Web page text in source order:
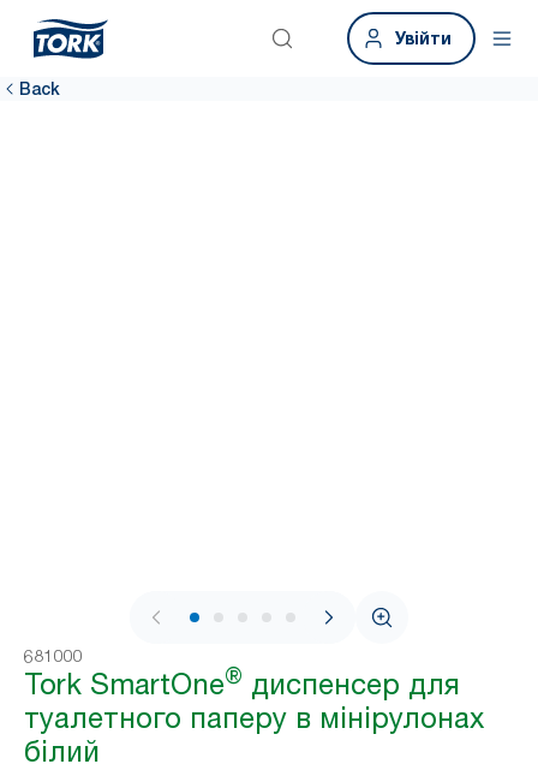
Увійти
Back
1 / 9
681000
Tork SmartOne® диспенсер для
туалетного паперу в мінірулонах
білий